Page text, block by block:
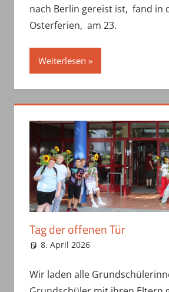
nach Berlin gereist ist, fand in
Osterferien, am 23.
Weiterlesen
Tag der offenen Tür
8. April 2026
Wir laden alle